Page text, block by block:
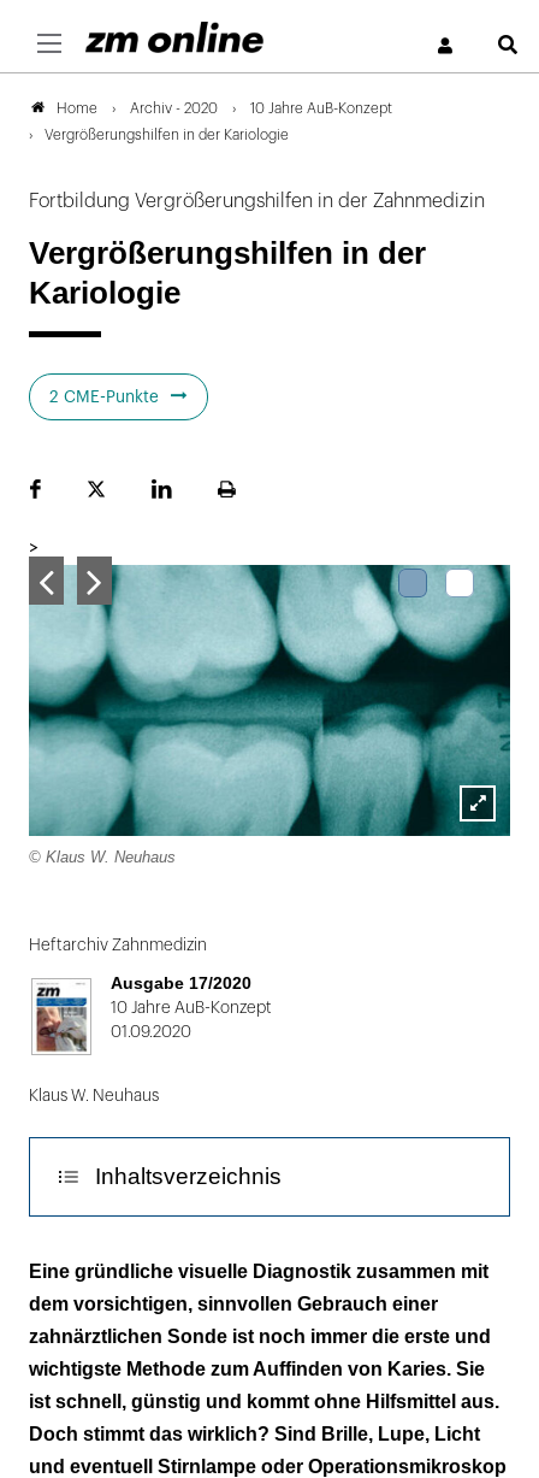
Home Archiv - 2020
10 Jahre AuB-Konzept
Vergrößerungshilfen in der Kariologie
Fortbildung Vergrößerungshilfen in der Zahnmedizin
Vergrößerungshilfen in der
Kariologie
2 CME-Punkte
FacebookPlattformLinekdInSeite
>
Lightbox
© Klaus W. Neuhaus
1
von
2
Heftarchiv Zahnmedizin
Ausgabe 17/2020
10 Jahre AuB-Konzept
01.09.2020
Klaus W. Neuhaus
Inhaltsverzeichnis
Viel hilft viel – wirklich?
Zähne trocknen – aber wann?
Zahnreinigung vor der visuellen
Kariesdiagnostik
Eine gründliche visuelle Diagnostik zusammen mit
dem vorsichtigen, sinnvollen Gebrauch einer
zahnärztlichen Sonde ist noch immer die erste und
wichtigste Methode zum Auffinden von Karies. Sie
ist schnell, günstig und kommt ohne Hilfsmittel aus.
Doch stimmt das wirklich? Sind Brille, Lupe, Licht
und eventuell Stirnlampe oder Operationsmikroskop